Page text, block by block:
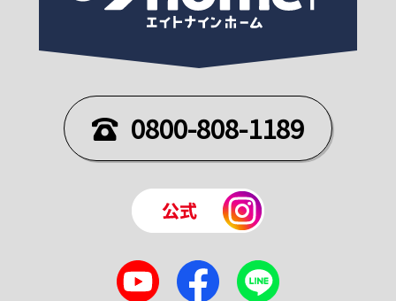
0800-808-1189